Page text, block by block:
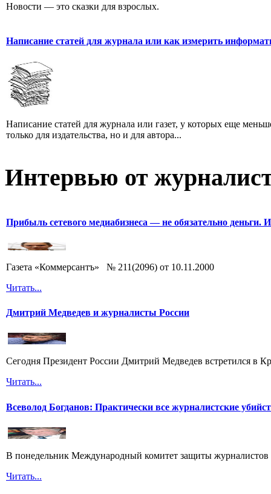
Новости — это сказки для взрослых.
Написание статей для журнала или как измерить
Написание статей для журнала или газет, у которых еще
только для издательства, но и для автора...
Интервью от
Прибыль сетевого медиабизнеса — не обязательно деньги.
Газета «Коммерсантъ» № 211(2096) от 10.11.2000
Читать...
Дмитрий Медведев и журналисты России
Сегодня Президент России Дмитрий Медведев встретился в
Читать...
Всеволод Богданов: Практически все журналистские
В понедельник Международный комитет защиты
Читать...